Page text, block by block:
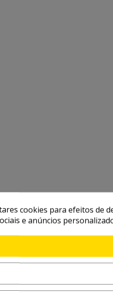
cookies para efeitos de
e anúncios